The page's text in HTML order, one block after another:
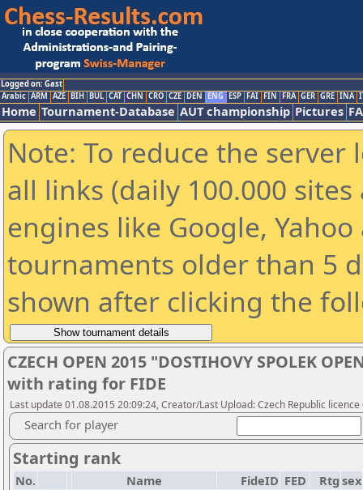
Logged on: Gast
Arabic ARM AZE BIH BUL CAT CHN CRO CZE DEN ENG ESP FAI FIN FRA GER GRE INA
Home Tournament-Database AUT championship Pictures
Note: To reduce the
all links (daily 100.000
engines like Google,
tournaments older than 5
shown after clicking the
CZECH OPEN 2015 "DOSTIHOVY SPOLEK
with rating for FIDE
Last update 01.08.2015 20:09:24, Creator/Last Upload: Czech Republic licence
Search for player
Starting rank
No. Name FideID FED Rtg sex